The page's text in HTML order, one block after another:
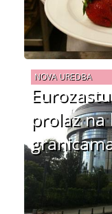
prolaz
NOVA UREDBA